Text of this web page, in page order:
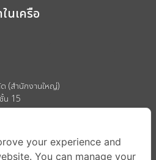
นเครือ
(สำนักงานใหญ่)
น 15
ปทุมวัน กรุงเทพมหานคร 10330
your experience and
You can manage your